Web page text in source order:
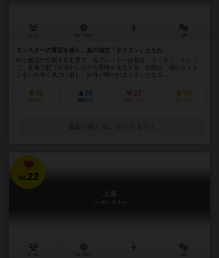
モンスターの軍団を操り、真の領主「タイタン」となれ
剣と魔法が交錯する世界で、各プレイヤーは領主「タイタン」となっ
て、各地で配下を増やしながら軍隊を拡大する。目的は、他のタイタ
ンをいち早く見つけ出し、自分が唯一のタイタンとなる...
33
興味あり
76
経験あり
23
お気に入り
70
持ってる
No.22
上洛
joraku: dulex